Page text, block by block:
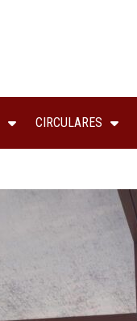
CIRCULARES